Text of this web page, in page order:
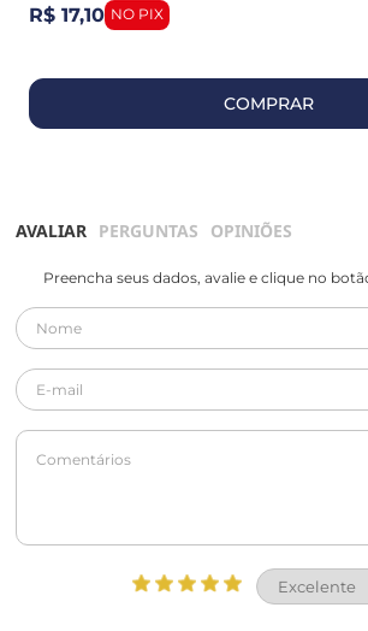
R$ 17,10
COMPRAR
AVALIAR PERGUNTAS OPINIÕES
Preencha seus dados, avalie e clique no